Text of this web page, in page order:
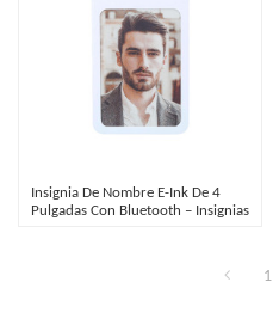
Insignia De Nombre E-Ink De 4
Pulgadas Con Bluetooth – Insignias
1